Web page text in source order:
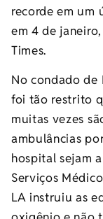
recorde em um
em 4 de
Times.
No condado de
foi tão restrito
muitas vezes
ambulâncias
hospital sejam
Serviços
LA instruiu as